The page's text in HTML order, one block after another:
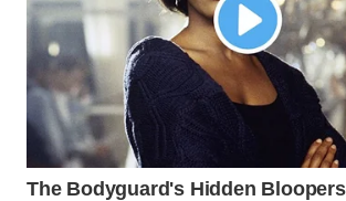
WN
TAPANULI
SELATAN
WN
TANJUNG
LESUNG